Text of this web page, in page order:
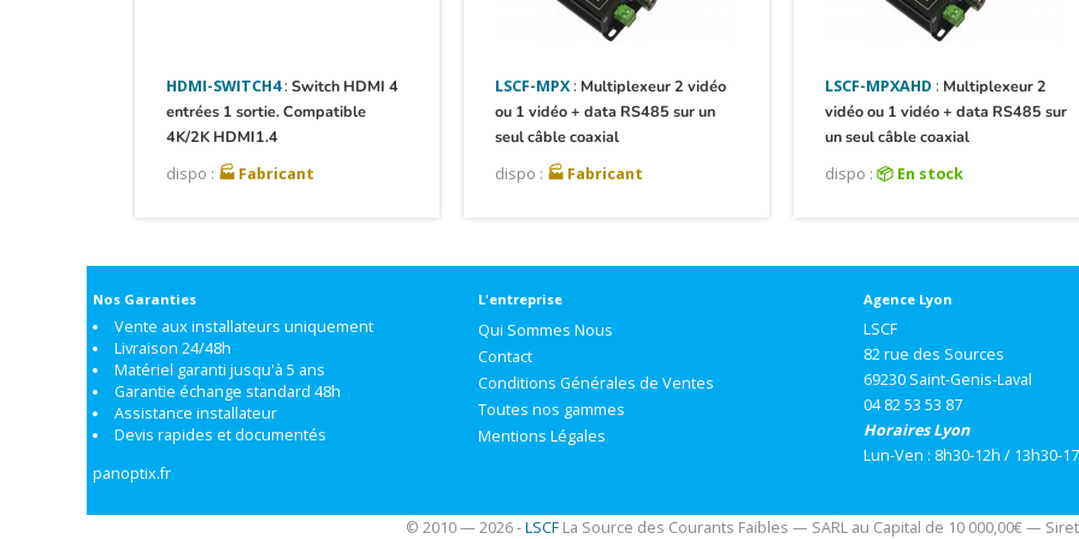
HDMI-SWITCH4: Switch HDMI 4
entrées 1 sortie. Compatible
4K/2K HDMI1.4
dispo : 🏭 Fabricant
LSCF-MPX: Multiplexeur 2 vidéo
ou 1 vidéo + data RS485 sur un
seul câble coaxial
dispo : 🏭 Fabricant
LSCF-MPXAHD : Multiplexeur 2
vidéo ou 1 vidéo + data RS485 sur
un seul câble coaxial
dispo : 📦 En stock
Nos Garanties
Vente aux installateurs uniquement
Livraison 24/48h
Matériel garanti jusqu'à 5 ans
Garantie échange standard 48h
Assistance installateur
Devis rapides et documentés
panoptix.fr
L'entreprise
Qui Sommes Nous
Contact
Conditions Générales de Ventes
Toutes nos gammes
Mentions Légales
Agence Lyon
LSCF
82 rue des Sources
69230 Saint-Genis-Laval
04 82 53 53 87
Horaires Lyon
Lun-Ven : 8h30-12h / 13h30-
© 2010 — 2026 -LSCF La Source des Courants Faibles — SARL au Capital de 10 000,00€ — Siret